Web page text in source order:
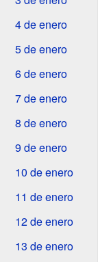
4 de enero
5 de enero
6 de enero
7 de enero
8 de enero
9 de enero
10 de enero
11 de enero
12 de enero
13 de enero